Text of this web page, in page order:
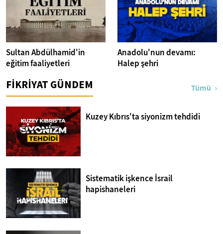
Sultan Abdülhamid'in
eğitim faaliyetleri
Anadolu'nun devamı:
Halep şehri
FİKRİYAT GÜNDEM Tümü
Kuzey Kıbrıs'ta siyonizm tehdidi
Sistematik işkence İsrail
hapishaneleri